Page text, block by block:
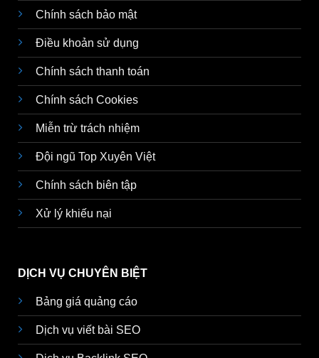
Chính sách bảo mật
Điều khoản sử dụng
Chính sách thanh toán
Chính sách Cookies
Miễn trừ trách nhiệm
Đội ngũ Top Xuyên Việt
Chính sách biên tập
Xử lý khiếu nại
DỊCH VỤ CHUYÊN BIỆT
Bảng giá quảng cáo
Dịch vụ viết bài SEO